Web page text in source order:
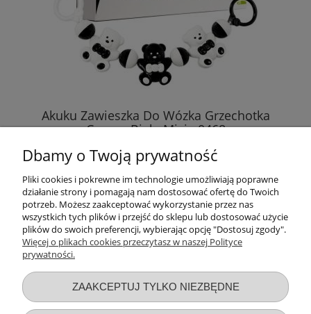
Akuku Zawieszka Do Wózka Grzechotka
Czarno-Białe Misie 0468
18,99 zł
DO KOSZYKA
Dbamy o Twoją prywatność
Pliki cookies i pokrewne im technologie umożliwiają poprawne
działanie strony i pomagają nam dostosować ofertę do Twoich
potrzeb. Możesz zaakceptować wykorzystanie przez nas
wszystkich tych plików i przejść do sklepu lub dostosować użycie
plików do swoich preferencji, wybierając opcję "Dostosuj zgody".
Więcej o plikach cookies przeczytasz w naszej Polityce
prywatności.
ZAAKCEPTUJ TYLKO NIEZBĘDNE